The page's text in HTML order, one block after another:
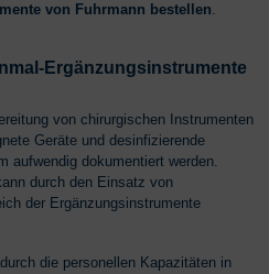
von Fuhrmann bestellen.
Ergänzungsinstrumente
von chirurgischen Instrumenten
Geräte und desinfizierende
aufwendig dokumentiert werden.
durch den Einsatz von
der Ergänzungsinstrumente
die personellen Kapazitäten in